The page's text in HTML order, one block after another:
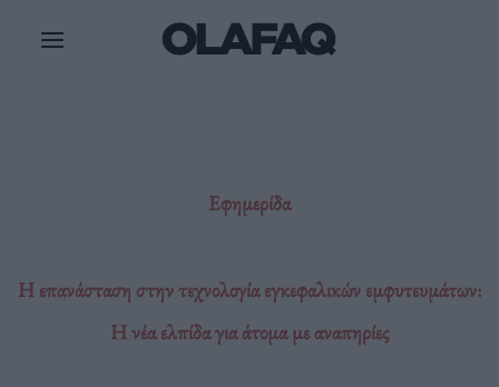
Εφημερίδα
Η επανάσταση στην τεχνολογία εγκεφαλικών εμφυτευμάτων:
Η νέα ελπίδα για άτομα με αναπηρίες